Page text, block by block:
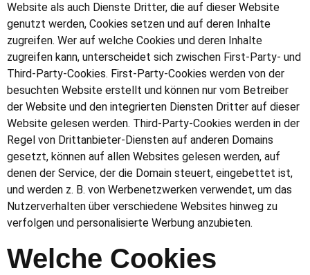
Website als auch Dienste Dritter, die auf dieser Website
genutzt werden, Cookies setzen und auf deren Inhalte
zugreifen. Wer auf welche Cookies und deren Inhalte
zugreifen kann, unterscheidet sich zwischen First-Party- und
Third-Party-Cookies. First-Party-Cookies werden von der
besuchten Website erstellt und können nur vom Betreiber
der Website und den integrierten Diensten Dritter auf dieser
Website gelesen werden. Third-Party-Cookies werden in der
Regel von Drittanbieter-Diensten auf anderen Domains
gesetzt, können auf allen Websites gelesen werden, auf
denen der Service, der die Domain steuert, eingebettet ist,
und werden z. B. von Werbenetzwerken verwendet, um das
Nutzerverhalten über verschiedene Websites hinweg zu
verfolgen und personalisierte Werbung anzubieten.
Welche Cookies